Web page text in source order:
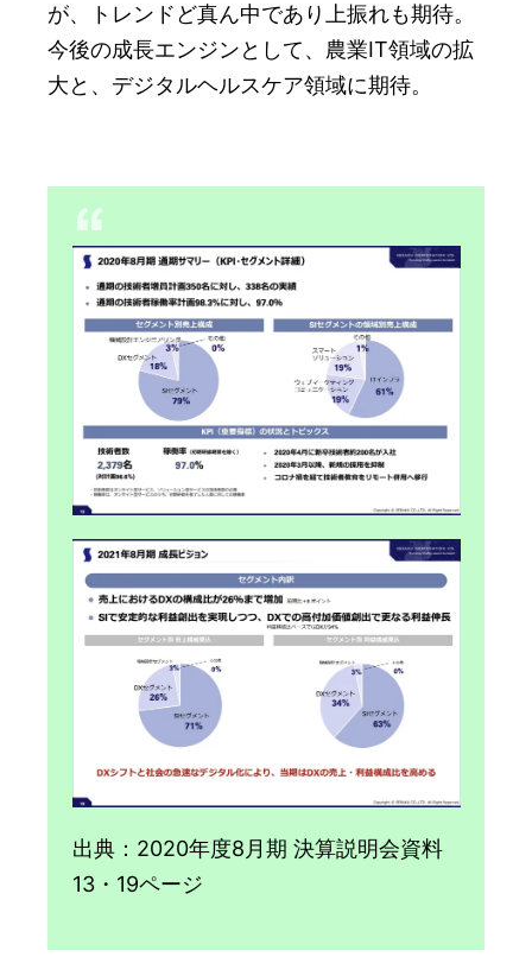
が、トレンドど真ん中であり上振れも期待。
今後の成長エンジンとして、農業IT領域の拡
大と、デジタルヘルスケア領域に期待。
出典：2020年度8月期 決算説明会資料
13・19ページ